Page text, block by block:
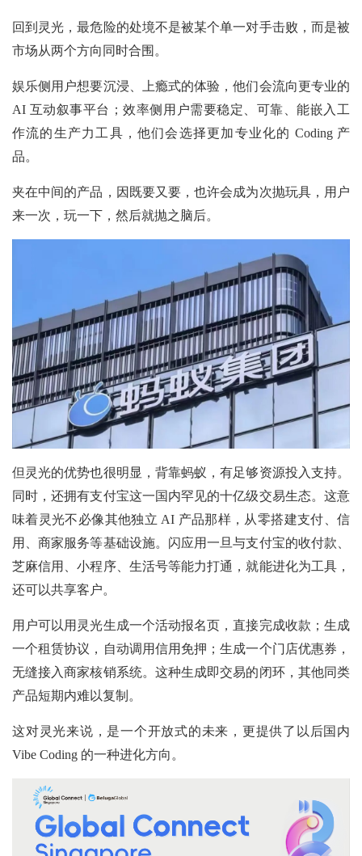
回到灵光，最危险的处境不是被某个单一对手击败，而是被
市场从两个方向同时合围。
娱乐侧用户想要沉浸、上瘾式的体验，他们会流向更专业的
AI 互动叙事平台；效率侧用户需要稳定、可靠、能嵌入工
作流的生产力工具，他们会选择更加专业化的 Coding 产
品。
夹在中间的产品，因既要又要，也许会成为次抛玩具，用户
来一次，玩一下，然后就抛之脑后。
但灵光的优势也很明显，背靠蚂蚁，有足够资源投入支持。
同时，还拥有支付宝这一国内罕见的十亿级交易生态。这意
味着灵光不必像其他独立 AI 产品那样，从零搭建支付、信
用、商家服务等基础设施。闪应用一旦与支付宝的收付款、
芝麻信用、小程序、生活号等能力打通，就能进化为工具，
还可以共享客户。
用户可以用灵光生成一个活动报名页，直接完成收款；生成
一个租赁协议，自动调用信用免押；生成一个门店优惠券，
无缝接入商家核销系统。这种生成即交易的闭环，其他同类
产品短期内难以复制。
这对灵光来说，是一个开放式的未来，更提供了以后国内
Vibe Coding 的一种进化方向。